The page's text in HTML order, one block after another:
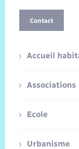
Contact
Accueil
Associations
Ecole
Urbanisme